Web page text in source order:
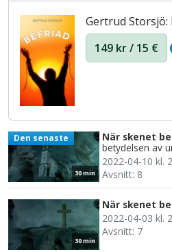
Gertrud
149 kr / 15 €
30 min
Den senaste När skenet
betydelsen av
2022-04-10 kl.
Avsnitt: 8
30 min
När skenet
2022-04-03 kl.
Avsnitt: 7